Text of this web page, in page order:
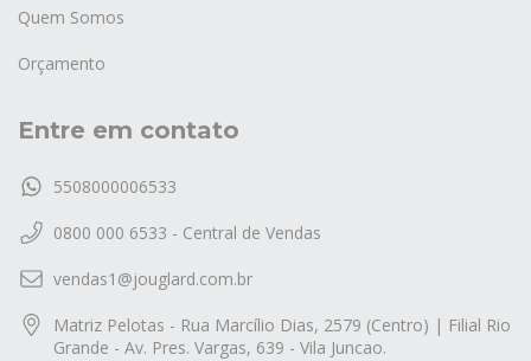
Quem Somos
Orçamento
Entre em contato
5508000006533
0800 000 6533 - Central de Vendas
vendas1@jouglard.com.br
Matriz Pelotas - Rua Marcílio Dias, 2579 (Centro) | Filial Rio
Grande - Av. Pres. Vargas, 639 - Vila Juncao.